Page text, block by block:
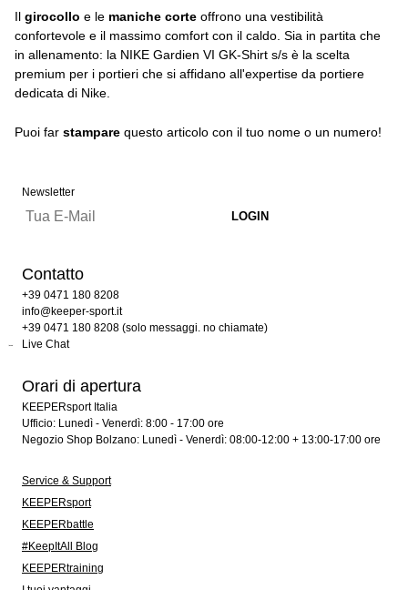
Il girocollo e le maniche corte offrono una vestibilità
confortevole e il massimo comfort con il caldo. Sia in partita che
in allenamento: la NIKE Gardien VI GK-Shirt s/s è la scelta
premium per i portieri che si affidano all'expertise da portiere
dedicata di Nike.
Puoi far stampare questo articolo con il tuo nome o un numero!
Newsletter
Contatto
+39 0471 180 8208
info@keeper-sport.it
+39 0471 180 8208 (solo messaggi. no chiamate)
Live Chat
Orari di apertura
KEEPERsport Italia
Ufficio: Lunedì - Venerdì: 8:00 - 17:00 ore
Negozio Shop Bolzano: Lunedì - Venerdì: 08:00-12:00 + 13:00-17:00 ore
Service & Support
KEEPERsport
KEEPERbattle
#KeepItAll Blog
KEEPERtraining